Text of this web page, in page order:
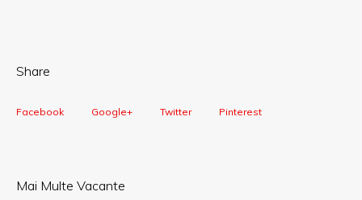
Share
Facebook Google+ Twitter Pinterest
Mai Multe Vacante